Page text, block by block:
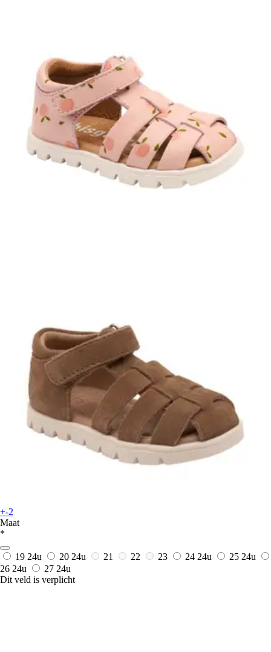
+-2
Maat
*
19 24u 20 24u 21 22 23 24 24u 25 24u
26 24u 27 24u
Dit veld is verplicht